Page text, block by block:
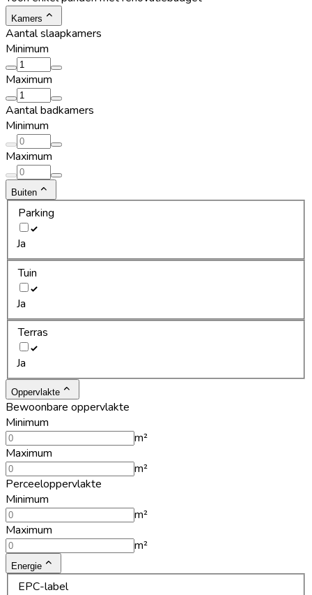
Kamers
Aantal slaapkamers
Minimum
Maximum
Aantal badkamers
Minimum
Maximum
Buiten
Parking
Ja
Tuin
Ja
Terras
Ja
Oppervlakte
Bewoonbare oppervlakte
Minimum
m²
Maximum
m²
Perceeloppervlakte
Minimum
m²
Maximum
m²
Energie
EPC-label